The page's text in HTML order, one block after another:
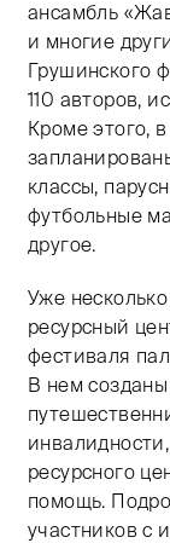
ансамбль
и многие
Грушинского
110 авторов,
Кроме этого,
классы,
футбольные
другое.
Уже
ресурсный
фестиваля
В нем
ресурсного
помощь.
участников с